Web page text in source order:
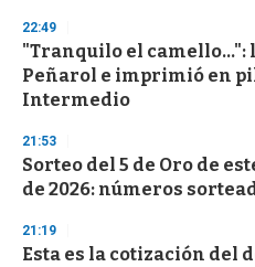
d
s
o
f
3
s
e
c
o
d
s
22:49
"Tranquilo el camello...":
Peñarol e imprimió en
Intermedio
21:53
Sorteo del 5 de Oro de
de 2026: números
21:19
Esta es la cotización del